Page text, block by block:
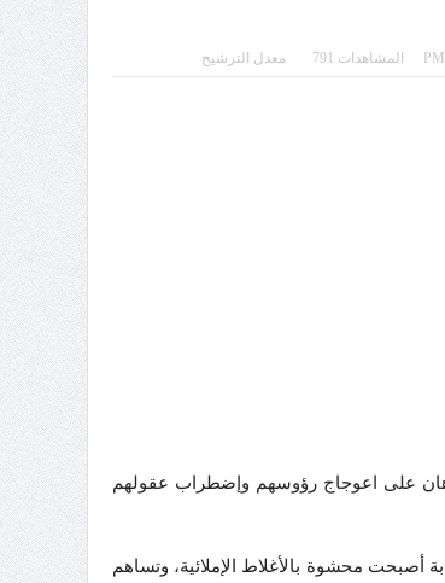
المشاهدات 791 معدل الترشيح
على اعوجاج رؤوسهم وإضطراب عقولهم
أصبحت محشوة بالأغلاط الإملائية، وتساهم